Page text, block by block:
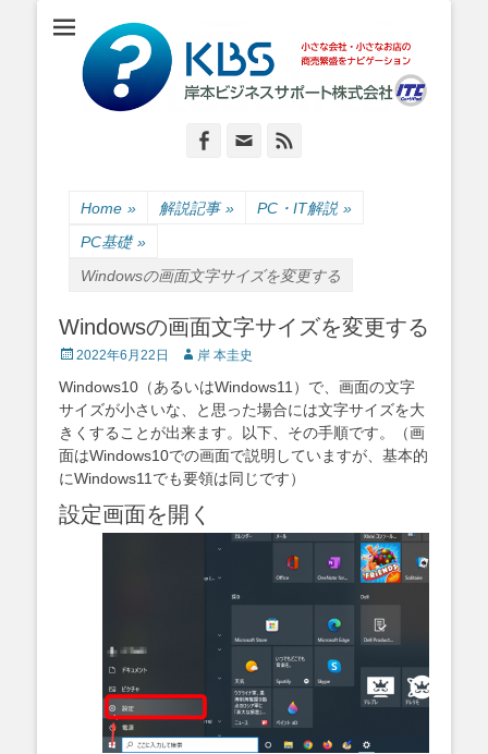
岸本ビジネスサポ
ート株式会社
小さな会社・小さなお店のIT経営をナビゲーション
Facebook
Email
Home » 解説記事 » PC・IT解説 »
PC基礎 »
Windowsの画面文字サイズを変更する
Windowsの画面文字サイズを変更する
Posted
2022年6月22日 Author
岸 本圭史
Windows10（あるいはWindows11）で、画面の文字
サイズが小さいな、と思った場合には文字サイズを大
きくすることが出来ます。以下、その手順です。（画
面はWindows10での画面で説明していますが、基本的
にWindows11でも要領は同じです）
設定画面を開く